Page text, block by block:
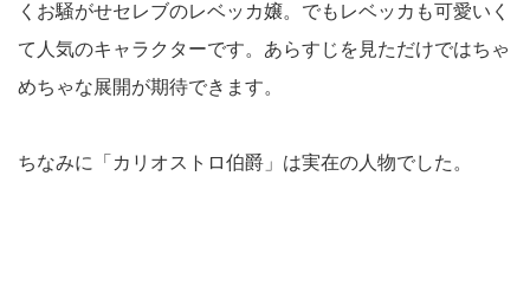
くお騒がせセレブのレベッカ嬢。でもレベッカも可愛いく
て人気のキャラクターです。あらすじを見ただけではちゃ
めちゃな展開が期待できます。
ちなみに「カリオストロ伯爵」は実在の人物でした。